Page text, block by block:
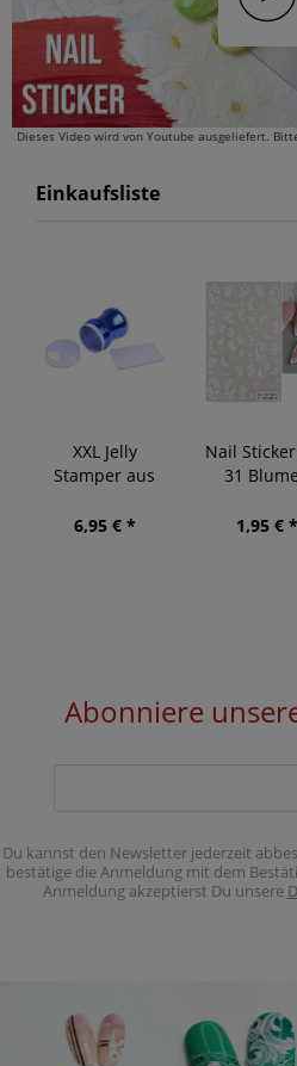
Dieses Video wird von Youtube ausgeliefert.
Einkaufsliste
XXL Jelly
Stamper aus
6,95 € *
Nail
31
1,95 € *
Abonniere
Du kannst den Newsletter jederzeit
bestätige die Anmeldung mit dem
Anmeldung akzeptierst Du unsere